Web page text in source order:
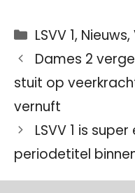
Categorieën
LSVV 1, Nieuws,
Dames 2
stuit op
vernuft
LSVV 1 is
periodetitel